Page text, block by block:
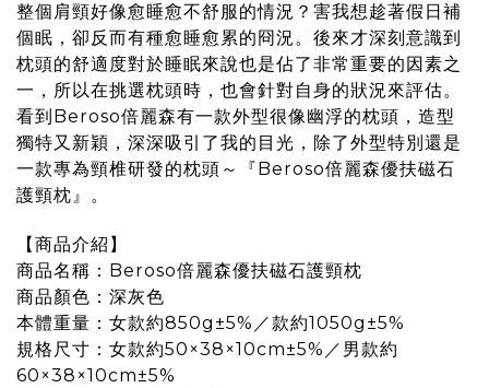
整個肩頸好像愈睡愈不舒服的情況？害我想趁著假日補
個眠，卻反而有種愈睡愈累的冏況。後來才深刻意識到
枕頭的舒適度對於睡眠來說也是佔了非常重要的因素之
一，所以在挑選枕頭時，也會針對自身的狀況來評估。
看到Beroso倍麗森有一款外型很像幽浮的枕頭，造型
獨特又新穎，深深吸引了我的目光，除了外型特別還是
一款專為頸椎研發的枕頭～『Beroso倍麗森優扶磁石
護頸枕』。
【商品介紹】
商品名稱： Beroso倍麗森優扶磁石護頸枕
商品顏色：深灰色
本體重量：女款約850g±5%／款約1050g±5%
規格尺寸：女款約50×38×10cm±5%／男款約
60×38×10cm±5%